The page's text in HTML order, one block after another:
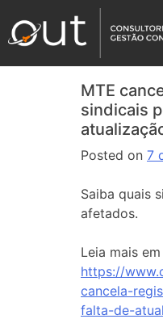
MTE
sindicais
Posted on 7
Saiba quais
afetados.
Leia mais em
https://
cancela-
falta-de-